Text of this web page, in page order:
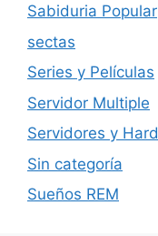
Sabiduria Popular
sectas
Series y Películas
Servidor Multiple
Servidores y
Sin categoría
Sueños REM